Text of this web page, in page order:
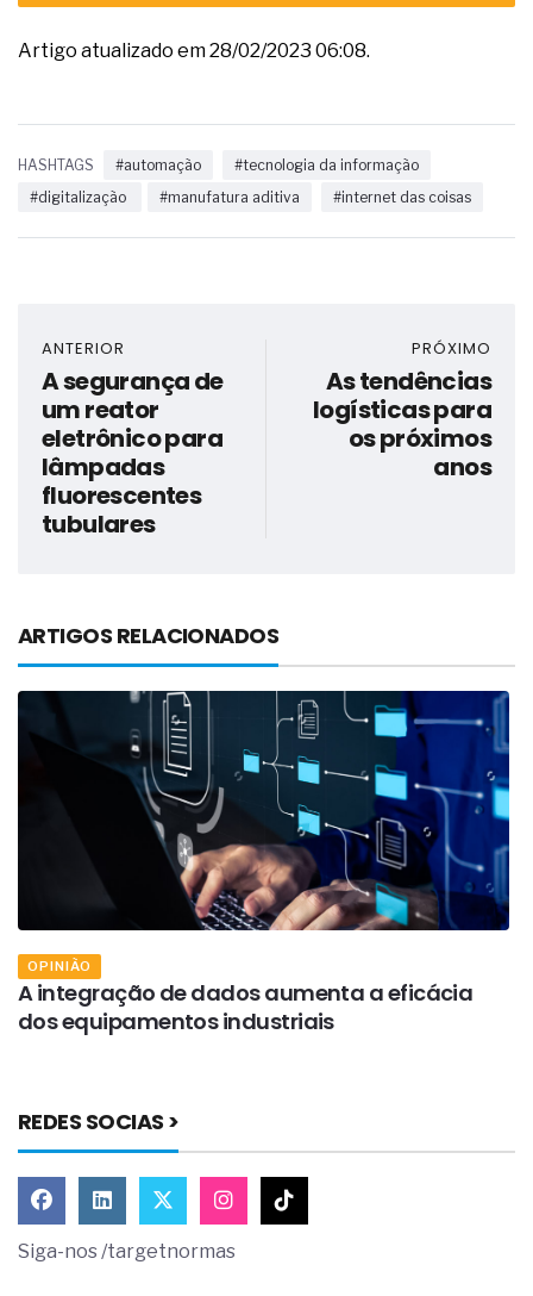
Artigo atualizado em 28/02/2023 06:08.
HASHTAGS #automação
#tecnologia da informação
#digitalização
#manufatura aditiva #internet das coisas
ANTERIOR
A segurança de
um reator
eletrônico para
lâmpadas
fluorescentes
tubulares
PRÓXIMO
As tendências
logísticas para
os próximos
anos
ARTIGOS RELACIONADOS
OPINIÃO
A integração de dados aumenta a eficácia
dos equipamentos industriais
REDES SOCIAS >
Siga-nos /targetnormas